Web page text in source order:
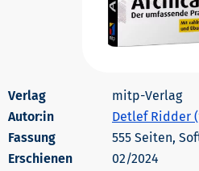
mitp-Verlag
Autor:in
Detlef Ridder
555 Seiten,
Erschienen
02/2024